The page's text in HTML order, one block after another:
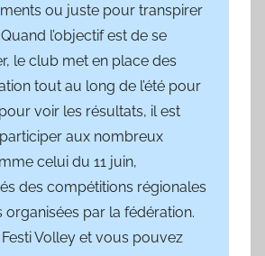
ou juste pour transpirer
l’objectif est de se
le club met en place des
tout au long de l’été pour
voir les résultats, il est
aux nombreux
celui du 11 juin,
des compétitions régionales
organisées par la fédération.
Festi Volley et vous pouvez